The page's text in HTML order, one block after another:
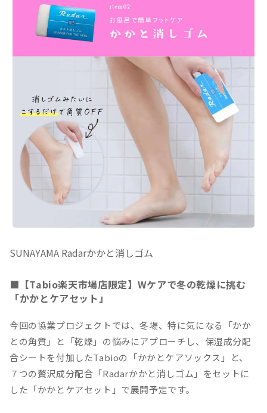
SUNAYAMA Radarかかと消しゴム
■【Tabio楽天市場店限定】Wケアで冬の乾燥に挑む
「かかとケアセット」
今回の協業プロジェクトでは、冬場、特に気になる「かか
との角質」と「乾燥」の悩みにアプローチし、保湿成分配
合シートを付加したTabioの「かかとケアソックス」と、
７つの贅沢成分配合「Radarかかと消しゴム」をセットに
した「かかとケアセット」で展開予定です。